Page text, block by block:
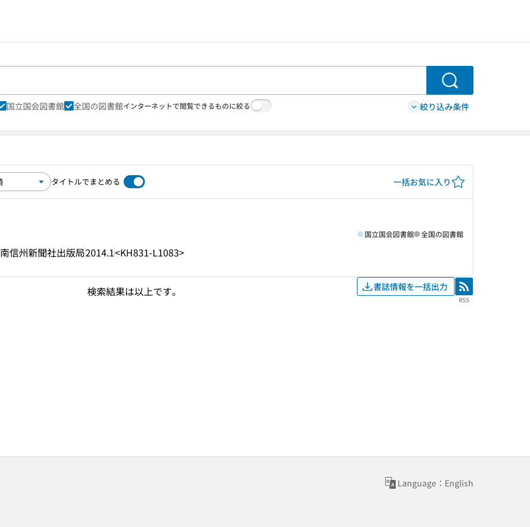
検索
国立国会図書館 全国の図書館インターネットで閲覧できるものに絞る 絞り込み条件
タイトルでまとめる 一括お気に入り
南信州新聞社出版局2014.1<KH831-L1083>
国立国会図書館 全国の図書館
検索結果は以上です。 書誌情報を一括出力 RSS
RSS
Language：English